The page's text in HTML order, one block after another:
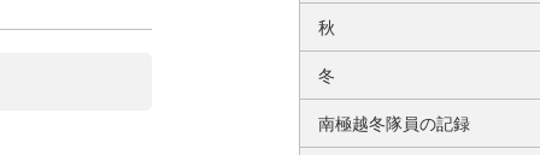
秋
冬
南極越冬隊員の記録